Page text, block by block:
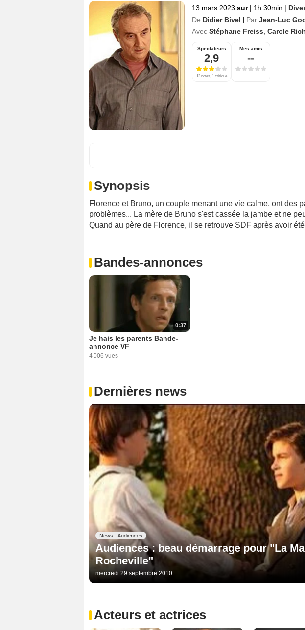
13 mars 2023 sur | 1h 30min |
De Didier Bivel | Par Jean-Luc
Avec Stéphane Freiss Carole
Spectateurs
2,9
12 notes, 1 critique
Mes amis
--
Synopsis
Florence et Bruno, un couple menant une vie calme, ont des
problèmes... La mère de Bruno s'est cassée la jambe et ne
Quand au père de Florence, il se retrouve SDF après avoir
Bandes-annonces
0:37
Je hais les parents Bande-
annonce VF
4 006 vues
Dernières news
News - Audiences
Audiences : beau démarrage pour "La
Rocheville"
mercredi 29 septembre 2010
Acteurs et actrices